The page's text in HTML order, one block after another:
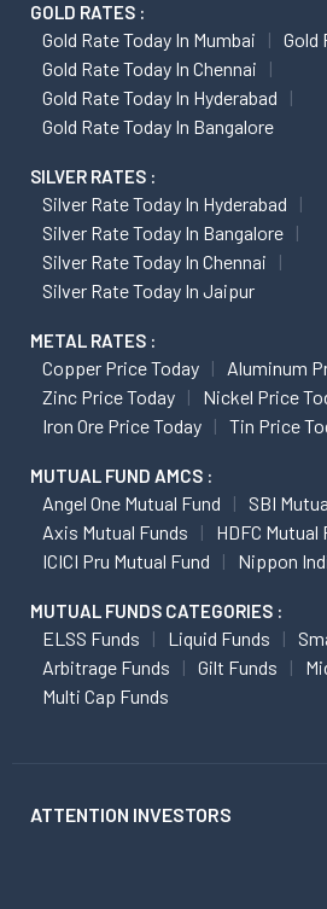
GOLD RATES :
Gold Rate Today In Mumbai
Gold
Gold Rate Today In Chennai
Gold Rate Today In Hyderabad
Gold Rate Today In Bangalore
SILVER RATES :
Silver Rate Today In Hyderabad
Silver Rate Today In Bangalore
Silver Rate Today In Chennai
Silver Rate Today In Jaipur
METAL RATES :
Copper Price Today
Aluminum
Zinc Price Today
Nickel Price
Iron Ore Price Today
Tin Price
MUTUAL FUND AMCS :
Angel One Mutual Fund
SBI
Axis Mutual Funds
HDFC Mutual
ICICI Pru Mutual Fund
Nippon
MUTUAL FUNDS CATEGORIES :
ELSS Funds Liquid Funds
Arbitrage Funds
Gilt Funds
Multi Cap Funds
ATTENTION INVESTORS